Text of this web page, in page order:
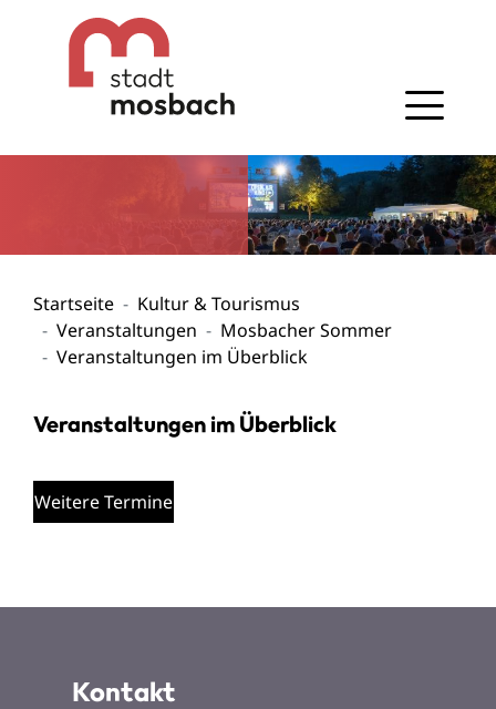
Gehe zum Navigationsbereich
Gehe zum Inhalt
Startseite
Kultur & Tourismus
Veranstaltungen
Mosbacher Sommer
Veranstaltungen im Überblick
Veranstaltungen im Überblick
Weitere Termine
Kontakt